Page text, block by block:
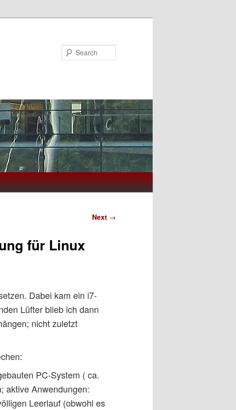
Next →
für Linux
Dabei kam ein i7-
Lüfter blieb ich dann
nicht zuletzt
PC-System ( ca.
aktive Anwendungen:
Leerlauf (obwohl es